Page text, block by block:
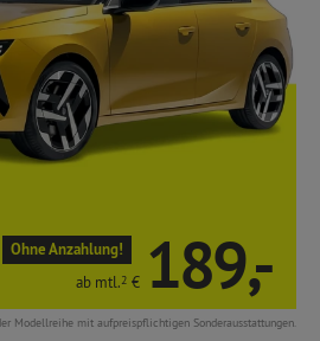
ab mtl.2 €
Ohne Anzahlung! 189,-
Modellreihe mit aufpreispflichtigen Sonderausstattungen.